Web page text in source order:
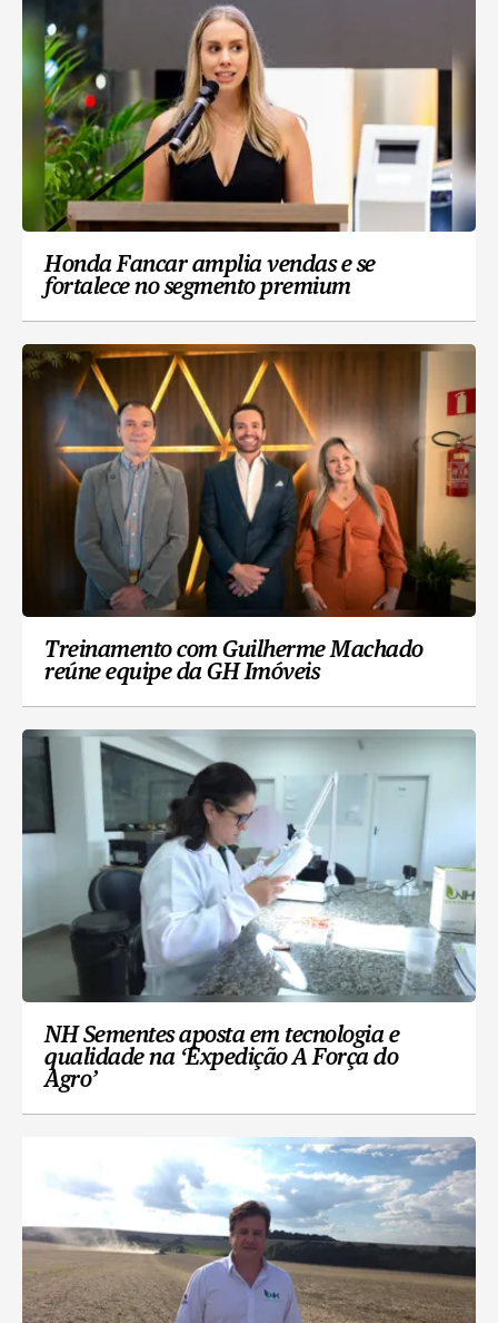
Honda Fancar amplia vendas e se
fortalece no segmento premium
Treinamento com Guilherme Machado
reúne equipe da GH Imóveis
NH Sementes aposta em tecnologia e
qualidade na ‘Expedição A Força do
Agro’